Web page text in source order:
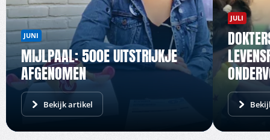
JUNI
MIJLPAAL: 500E UITSTRIJKJE
AFGENOMEN
Bekijk artikel
JULI